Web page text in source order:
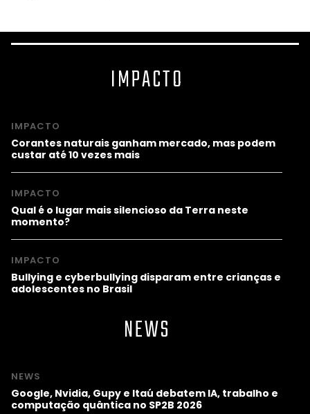
IMPACTO
IMPACTO
Corantes naturais ganham mercado, mas podem
custar até 10 vezes mais
IMPACTO
Qual é o lugar mais silencioso da Terra neste
momento?
IMPACTO
Bullying e cyberbullying disparam entre crianças e
adolescentes no Brasil
NEWS
NEWS
Google, Nvidia, Gupy e Itaú debatem IA, trabalho e
computação quântica no SP2B 2026